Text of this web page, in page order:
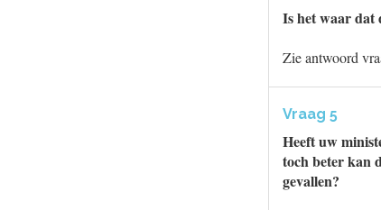
Is het waar dat
Zie antwoord
Vraag 5
Heeft uw
toch beter kan
gevallen?